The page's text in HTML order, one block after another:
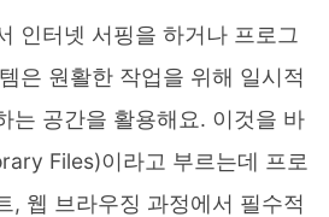
인터넷 서핑을 하거나 프로그
은 원활한 작업을 위해 일시적
는 공간을 활용해요. 이것을 바
Files)이라고 부르는데 프로
, 웹 브라우징 과정에서 필수적